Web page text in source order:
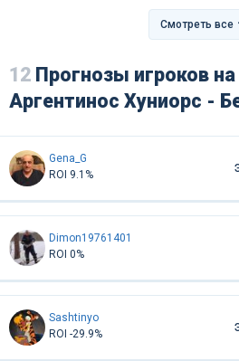
Смотреть все
12 Прогнозы игроков
Аргентинос Хуниорс -
Gena_G
ROI 9.1%
Dimon19761401
ROI 0%
Sashtinyo
ROI -29.9%